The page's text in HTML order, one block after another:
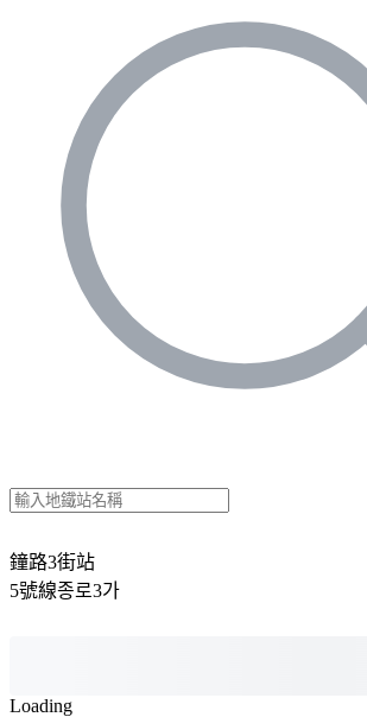
鐘路3街站
5號線종로3가
Loading